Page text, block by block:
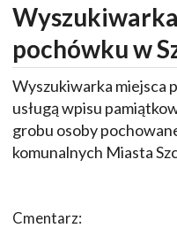
pochówku w
Wyszukiwarka miejsca
usługą wpisu
grobu osoby
komunalnych Miasta
Cmentarz: